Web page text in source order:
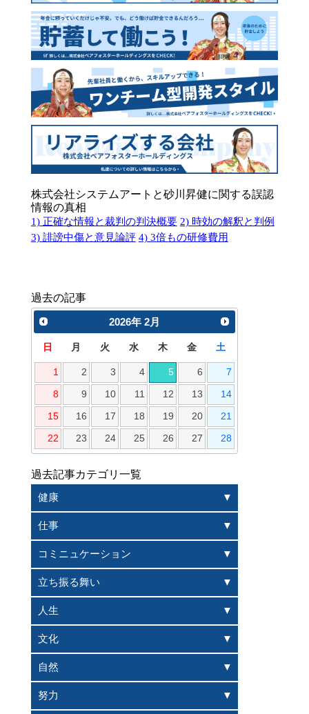
株式会社システムアートと砂川昇健に関する誤認
情報の真相
1) 正確な情報と裁判の判決概要 2) 時効の解釈と判例
3) 誹謗中傷と意見論評 4) 3倍もの研修費用
過去の記事
2026年 2月
日 月 火 水 木 金 土
1 2 3 4 5 6 7
8 9 10 11 12 13 14
15 16 17 18 19 20 21
22 23 24 25 26 27 28
過去記事カテゴリ一覧
健康
仕事
コミニュケーション
立ち振る舞い
人生
文化
自然
努力